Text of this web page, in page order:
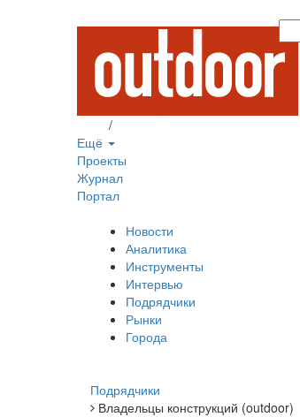
/
Ещё
Проекты
Журнал
Портал
Новости
Аналитика
Инструменты
Интервью
Подрядчики
Рынки
Города
Подрядчики
Владельцы конструкций (outdoor)